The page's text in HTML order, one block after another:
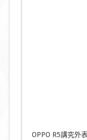
OPPO R5講究外